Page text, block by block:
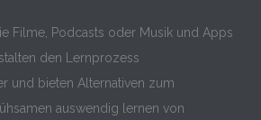
Filme, Podcasts oder Musik und Apps
den Lernprozess
und bieten Alternativen zum
auswendig lernen von